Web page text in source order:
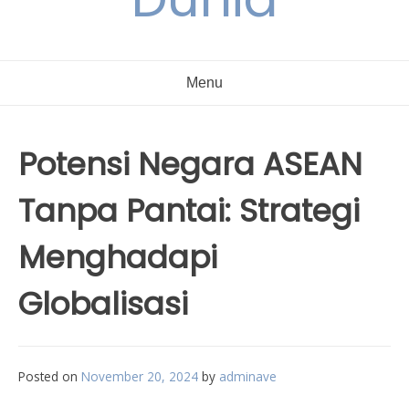
Menu
Potensi Negara ASEAN
Tanpa Pantai: Strategi
Menghadapi
Globalisasi
Posted on November 20, 2024 by adminave